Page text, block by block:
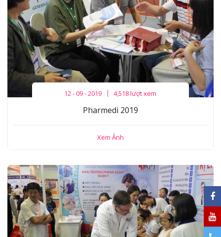
12 - 09 - 2019 4,518 lượt xem
Pharmedi 2019
Xem Ảnh